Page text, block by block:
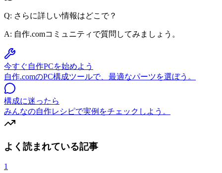
Q: さらに詳しい情報はどこで？
A: 自作.comコミュニティで質問してみましょう。
今すぐ自作PCを始めよう
自作.comのPC構成ツールで、最適なパーツを選ぼう。
構成に迷ったら
みんなの自作レシピで実例をチェックしよう。
よく読まれている記事
1